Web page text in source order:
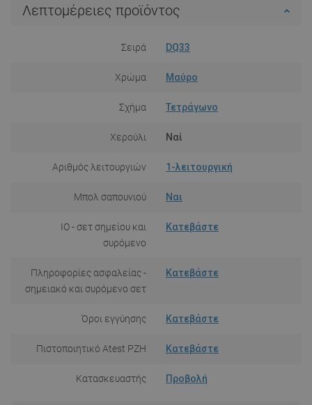
Λεπτομέρειες προϊόντος
Σειρά DQ33
Χρώμα Μαύρο
Σχήμα Τετράγωνο
Χερούλι Ναί
Αριθμός λειτουργιών 1-λειτουργική
Μπολ σαπουνιού Ναι
IO - σετ σημείου και
συρόμενο
Κατεβάστε
Πληροφορίες ασφαλείας -
σημειακό και συρόμενο σετ
Κατεβάστε
Όροι εγγύησης Κατεβάστε
Πιστοποιητικό Atest PZH Κατεβάστε
Κατασκευαστής Προβολή